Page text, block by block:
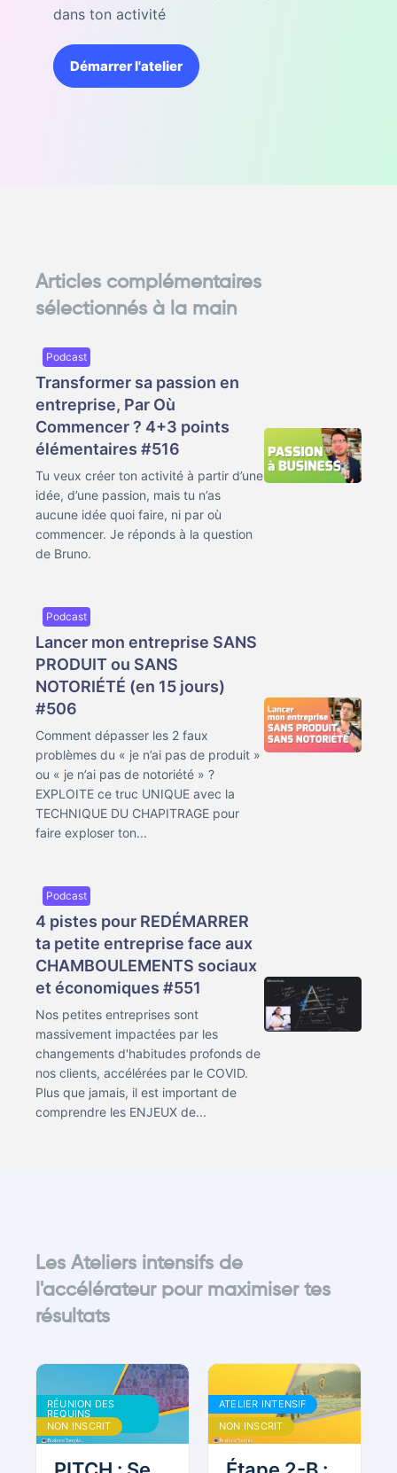
dans ton activité
Démarrer l'atelier
Articles complémentaires
sélectionnés à la main
Podcast
Transformer sa passion en
entreprise, Par Où
Commencer ? 4+3 points
élémentaires #516
Tu veux créer ton activité à partir d’une
idée, d’une passion, mais tu n’as
aucune idée quoi faire, ni par où
commencer. Je réponds à la question
de Bruno.
Podcast
Lancer mon entreprise SANS
PRODUIT ou SANS
NOTORIÉTÉ (en 15 jours)
#506
Comment dépasser les 2 faux
problèmes du « je n’ai pas de produit »
ou « je n’ai pas de notoriété » ?
EXPLOITE ce truc UNIQUE avec la
TECHNIQUE DU CHAPITRAGE pour
faire exploser ton...
Podcast
4 pistes pour REDÉMARRER
ta petite entreprise face aux
CHAMBOULEMENTS sociaux
et économiques #551
Nos petites entreprises sont
massivement impactées par les
changements d'habitudes profonds de
nos clients, accélérées par le COVID.
Plus que jamais, il est important de
comprendre les ENJEUX de...
Les Ateliers intensifs de
l'accélérateur pour maximiser tes
résultats
RÉUNION DES
REQUINS
BOUDDHISTES
NON INSCRIT
ATELIER INTENSIF
NON INSCRIT